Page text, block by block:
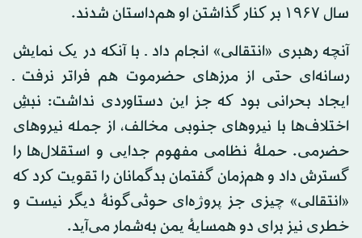
سال ۱۹۶۷ بر کنار گذاشتن او هم‌داستان شدند.
آنچه رهبری «انتقالی» انجام داد ـ با آنکه در یک نمایش
رسانه‌ای حتی از مرزهای حضرموت هم فراتر نرفت ـ
ایجاد بحرانی بود که جز این دستاوردی نداشت: نبشِ
اختلاف‌ها با نیروهای جنوبی مخالف، از جمله نیروهای
حضرمی. حملهٔ نظامی مفهوم جدایی و استقلال‌ها را
گسترش داد و هم‌زمان گفتمان بدگمانان را تقویت کرد که
«انتقالی» چیزی جز پروژه‌ای حوثی‌گونهٔ دیگر نیست و
خطری نیز برای دو همسایهٔ یمن به‌شمار می‌آید.